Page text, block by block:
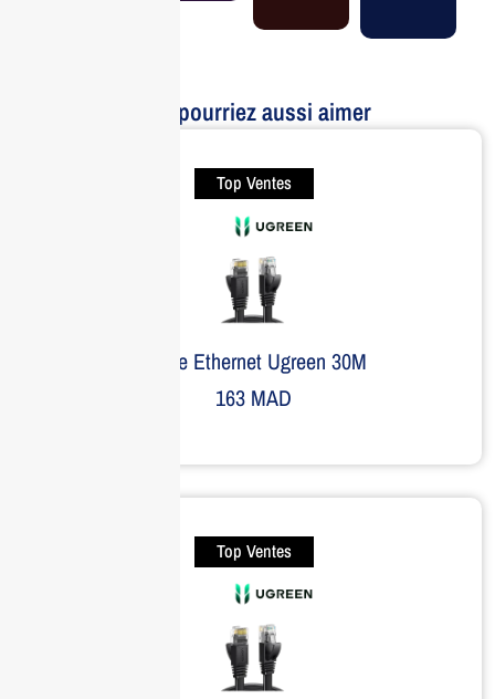
Vous pourriez aussi aimer
Top Ventes
Câble Ethernet Ugreen 30M
163 MAD
Top Ventes